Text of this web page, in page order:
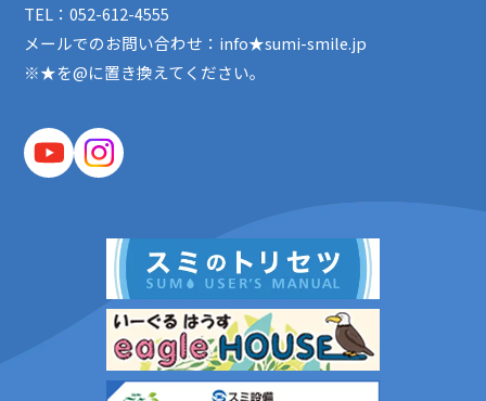
TEL：052-612-4555
メールでのお問い合わせ：info★sumi-smile.jp
※★を@に置き換えてください。